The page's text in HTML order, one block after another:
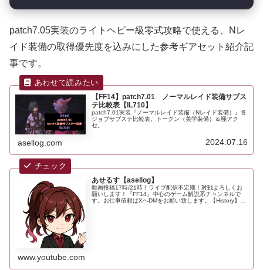
patch7.05実装のライトヘビー級零式攻略で使える、Nレ
イド装備の取得優先度を込みにした参考ギアセット紹介記
事です。
【FF14】patch7.01 ノーマルレイド装備サブス
テ比較表【IL710】
patch7.01実装『ノーマルレイド装備（Nレイド装備）』各
ジョブサブステ比較表。トークン（美学装備）＆極アク
セ。
asellog.com 2024.07.16
あせるす【asellog】
動画投稿17時/21時！ライブ配信不定期！対戦よろしくお
願いします！『FF14』中心のゲーム解説系チャンネルで
す。お仕事依頼はXへDMをお願い致します。【History】
www.youtube.com